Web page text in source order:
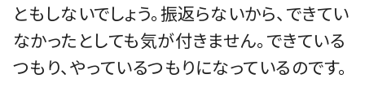
ともしないでしょう。振返らないから、できてい
なかったとしても気が付きません。できている
つもり、やっているつもりになっているのです。